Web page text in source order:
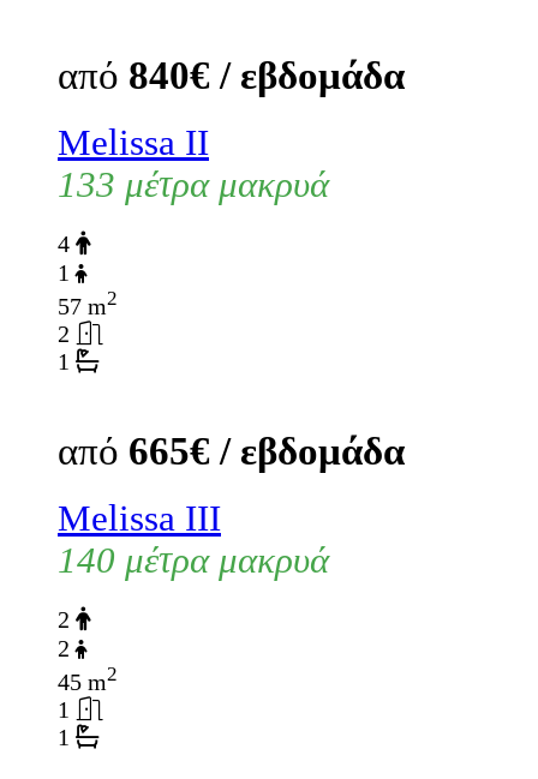
από 840€ / εβδομάδα
Melissa II
133 μέτρα μακρυά
4
1
57 m2
2
1
από 665€ / εβδομάδα
Melissa III
140 μέτρα μακρυά
2
2
45 m2
1
1